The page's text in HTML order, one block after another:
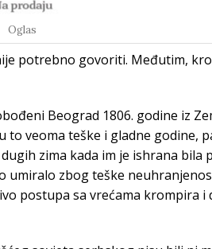
Oglas
potrebno govoriti. Međutim,
Beograd 1806. godine iz
veoma teške i gladne godine,
zima kada im je ishrana bila
umiralo zbog teške
postupa sa vrećama krompira i